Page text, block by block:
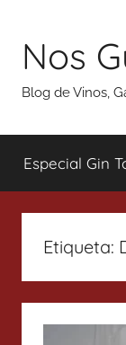
contenido
Nos
Blog de Vinos,
Especial Gin
Etiqueta: